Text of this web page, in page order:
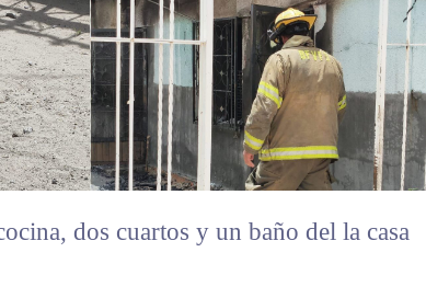
dos cuartos y un baño del la casa